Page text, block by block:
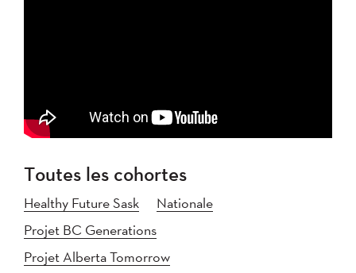
Toutes les cohortes
Healthy Future Sask
Nationale
Projet BC Generations
Projet Alberta Tomorrow